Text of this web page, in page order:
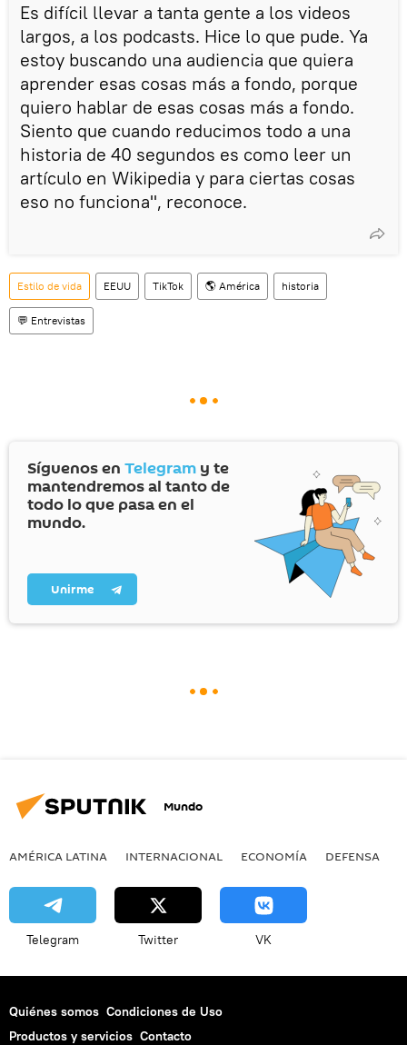
Es difícil llevar a tanta gente a los videos
largos, a los podcasts. Hice lo que pude. Ya
estoy buscando una audiencia que quiera
aprender esas cosas más a fondo, porque
quiero hablar de esas cosas más a fondo.
Siento que cuando reducimos todo a una
historia de 40 segundos es como leer un
artículo en Wikipedia y para ciertas cosas
eso no funciona", reconoce.
Estilo de vida EEUU TikTok 🌎 América historia
💬 Entrevistas
Síguenos en Telegram y te
mantendremos al tanto de
todo lo que pasa en el
mundo.
Unirme
Mundo
AMÉRICA LATINA INTERNACIONAL ECONOMÍA DEFENSA
Telegram Twitter VK
Quiénes somos Condiciones de Uso
Productos y servicios Contacto